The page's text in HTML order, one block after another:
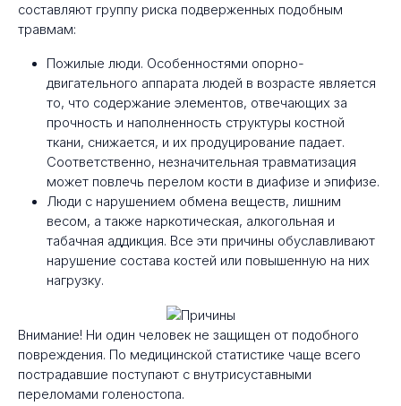
составляют группу риска подверженных подобным
травмам:
Пожилые люди. Особенностями опорно-
двигательного аппарата людей в возрасте является
то, что содержание элементов, отвечающих за
прочность и наполненность структуры костной
ткани, снижается, и их продуцирование падает.
Соответственно, незначительная травматизация
может повлечь перелом кости в диафизе и эпифизе.
Люди с нарушением обмена веществ, лишним
весом, а также наркотическая, алкогольная и
табачная аддикция. Все эти причины обуславливают
нарушение состава костей или повышенную на них
нагрузку.
Внимание! Ни один человек не защищен от подобного
повреждения. По медицинской статистике чаще всего
пострадавшие поступают с внутрисуставными
переломами голеностопа.